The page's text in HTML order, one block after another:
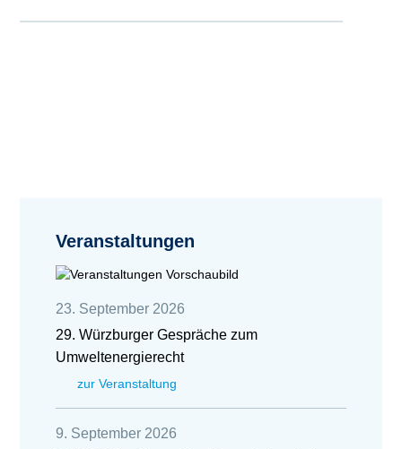
Veranstaltungen
23. September 2026
29. Würzburger Gespräche zum
Umweltenergierecht
zur Veranstaltung
9. September 2026